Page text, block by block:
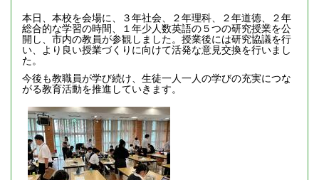
本日、本校を会場に、３年社会、２年理科、２年道徳、２年
総合的な学習の時間、１年少人数英語の５つの研究授業を公
開し、市内の教員が参観しました。授業後には研究協議を行
い、より良い授業づくりに向けて活発な意見交換を行いまし
た。
今後も教職員が学び続け、生徒一人一人の学びの充実につな
がる教育活動を推進していきます。